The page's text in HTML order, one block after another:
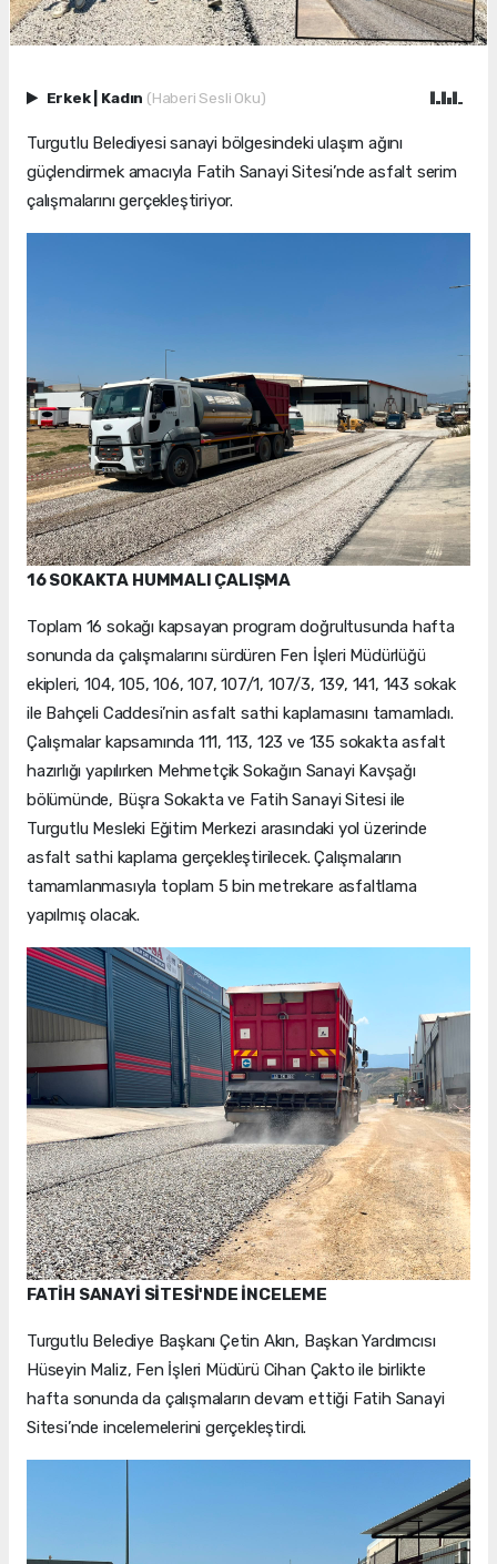
Erkek Kadın (Haberi Sesli Oku)
Turgutlu Belediyesi sanayi bölgesindeki ulaşım ağını
güçlendirmek amacıyla Fatih Sanayi Sitesi’nde asfalt serim
çalışmalarını gerçekleştiriyor.
16 SOKAKTA HUMMALI ÇALIŞMA
Toplam 16 sokağı kapsayan program doğrultusunda hafta
sonunda da çalışmalarını sürdüren Fen İşleri Müdürlüğü
ekipleri, 104, 105, 106, 107, 107/1, 107/3, 139, 141, 143 sokak
ile Bahçeli Caddesi’nin asfalt sathi kaplamasını tamamladı.
Çalışmalar kapsamında 111, 113, 123 ve 135 sokakta asfalt
hazırlığı yapılırken Mehmetçik Sokağın Sanayi Kavşağı
bölümünde, Büşra Sokakta ve Fatih Sanayi Sitesi ile
Turgutlu Mesleki Eğitim Merkezi arasındaki yol üzerinde
asfalt sathi kaplama gerçekleştirilecek. Çalışmaların
tamamlanmasıyla toplam 5 bin metrekare asfaltlama
yapılmış olacak.
FATİH SANAYİ SİTESİ'NDE İNCELEME
Turgutlu Belediye Başkanı Çetin Akın, Başkan Yardımcısı
Hüseyin Maliz, Fen İşleri Müdürü Cihan Çakto ile birlikte
hafta sonunda da çalışmaların devam ettiği Fatih Sanayi
Sitesi’nde incelemelerini gerçekleştirdi.